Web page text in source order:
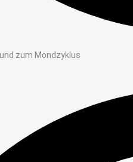
zum Mondzyklus